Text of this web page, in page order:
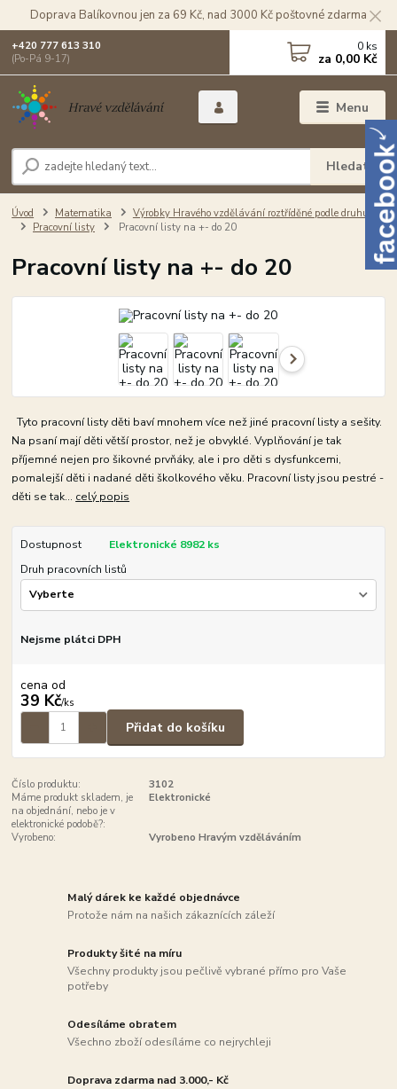
Doprava Balíkovnou jen za 69 Kč, nad 3000 Kč poštovné zdarma
Menu
Hledat
+420 777 613 310
(Po-Pá 9-17)
0 ks
za 0,00 Kč
Úvod Matematika
Výrobky Hravého vzdělávání roztříděné podle druhu
Pracovní listy
Pracovní listy na +- do 20
Pracovní listy na +- do 20
Tyto pracovní listy děti baví mnohem více než jiné pracovní listy a sešity.
Na psaní mají děti větší prostor, než je obvyklé. Vyplňování je tak
příjemné nejen pro šikovné prvňáky, ale i pro děti s dysfunkcemi,
pomalejší děti i nadané děti školkového věku. Pracovní listy jsou pestré -
děti se tak... celý popis
Dostupnost
Elektronické 8982 ks
Druh pracovních listů
Nejsme plátci DPH
cena od
39 Kč/ks
Přidat do košíku
Číslo produktu:
3102
Máme produkt skladem, je
na objednání, nebo je v
elektronické podobě?:
Elektronické
Vyrobeno: Vyrobeno Hravým vzděláváním
Malý dárek ke každé objednávce
Protože nám na našich zákaznících záleží
Produkty šité na míru
Všechny produkty jsou pečlivě vybrané přímo pro Vaše
potřeby
Odesíláme obratem
Všechno zboží odesíláme co nejrychleji
Doprava zdarma nad 3.000,- Kč